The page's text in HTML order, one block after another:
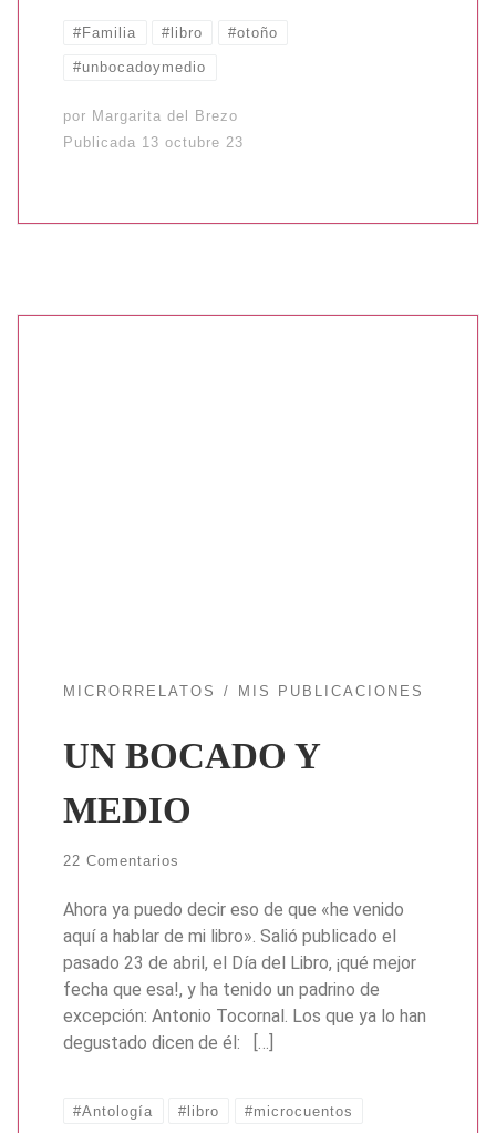
#Familia #libro #otoño
#unbocadoymedio
por Margarita del Brezo
Publicada 13 octubre 23
MICRORRELATOS MIS PUBLICACIONES
UN BOCADO Y
MEDIO
22 Comentarios
Ahora ya puedo decir eso de que «he venido
aquí a hablar de mi libro». Salió publicado el
pasado 23 de abril, el Día del Libro, ¡qué mejor
fecha que esa!, y ha tenido un padrino de
excepción: Antonio Tocornal. Los que ya lo han
degustado dicen de él: […]
#Antología #libro #microcuentos